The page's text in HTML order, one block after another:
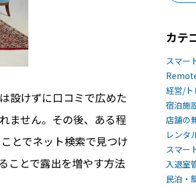
設けずに口コミで広めた
ません。その後、ある程
とでネット検索で見つけ
ことで露出を増やす方法
カテ
スマー
経営/ト
宿泊施
店舗の
レンタ
スマー
入退室
民泊・
ス
を導入するメリット
活用
まの声
ィスでの運用におすすめの記事３選